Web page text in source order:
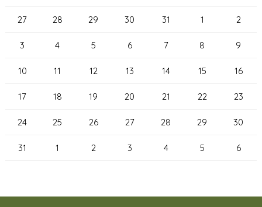
27 28 29 30 31 1 2
3 4 5 6 7 8 9
10 11 12 13 14 15 16
17 18 19 20 21 22 23
24 25 26 27 28 29 30
31 1 2 3 4 5 6